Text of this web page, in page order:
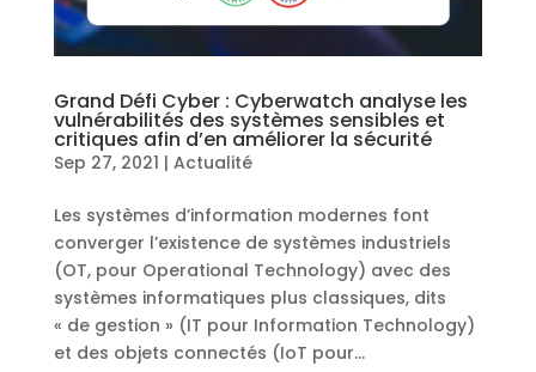
Grand Défi Cyber : Cyberwatch analyse les
vulnérabilités des systèmes sensibles et
critiques afin d’en améliorer la sécurité
Sep 27, 2021 | Actualité
Les systèmes d’information modernes font
converger l’existence de systèmes industriels
(OT, pour Operational Technology) avec des
systèmes informatiques plus classiques, dits
« de gestion » (IT pour Information Technology)
et des objets connectés (IoT pour...